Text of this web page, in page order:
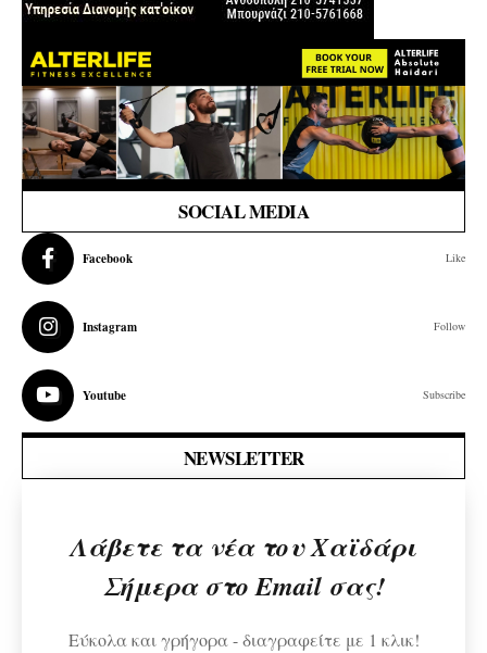
SOCIAL MEDIA
Facebook Like
Instagram Follow
Youtube Subscribe
NEWSLETTER
Λάβετε τα νέα του Χαϊδάρι
Σήμερα στο Email σας!
Εύκολα και γρήγορα - διαγραφείτε με 1 κλικ!